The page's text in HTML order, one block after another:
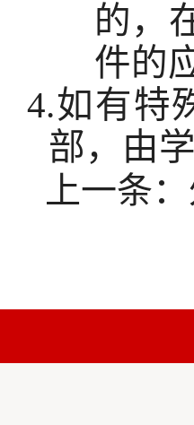
的，
件的
4.如有特
部，由
上一条：